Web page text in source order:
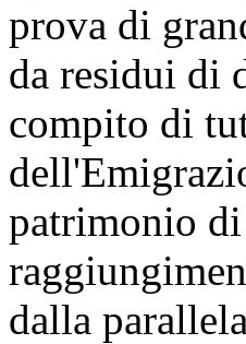
prova di
da residui di
compito di
patrimonio
dalla